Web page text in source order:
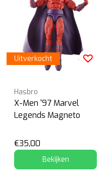
Uitverkocht
Hasbro
X-Men '97 Marvel
Legends Magneto
€35,00
Bekijken